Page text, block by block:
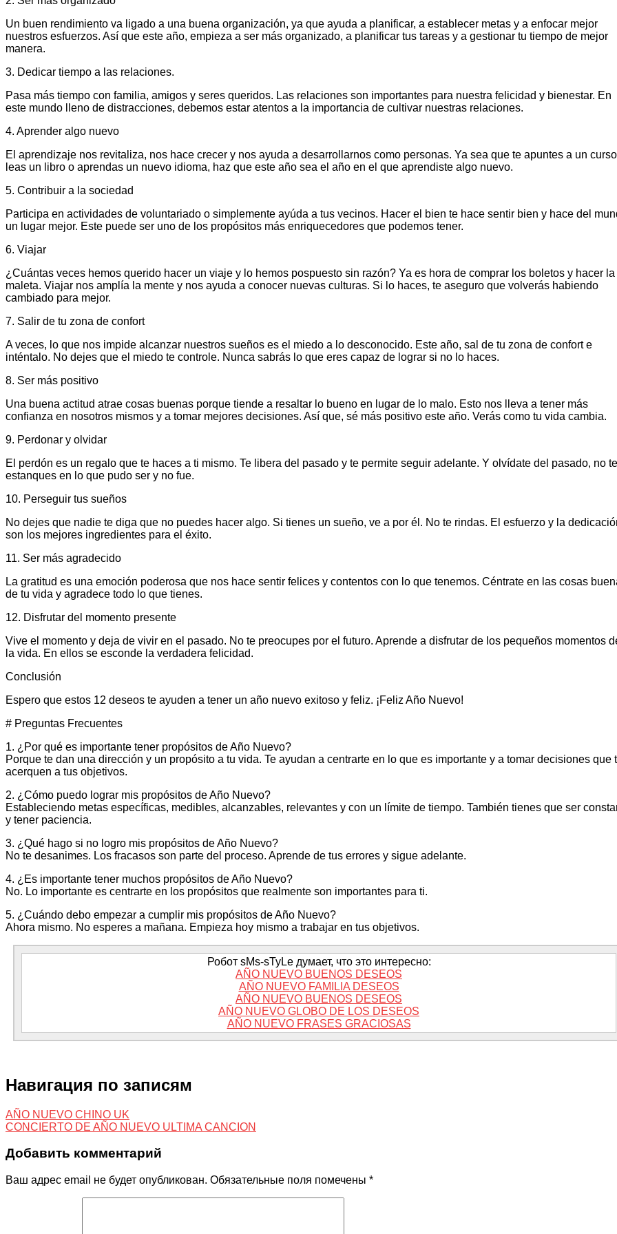
Un buen rendimiento va ligado a una buena organización, ya que ayuda a planificar, a establecer metas y a enfocar mejor
nuestros esfuerzos. Así que este año, empieza a ser más organizado, a planificar tus tareas y a gestionar tu tiempo de mejor
manera.
3. Dedicar tiempo a las relaciones.
Pasa más tiempo con familia, amigos y seres queridos. Las relaciones son importantes para nuestra felicidad y bienestar. En
este mundo lleno de distracciones, debemos estar atentos a la importancia de cultivar nuestras relaciones.
4. Aprender algo nuevo
El aprendizaje nos revitaliza, nos hace crecer y nos ayuda a desarrollarnos como personas. Ya sea que te apuntes a un
leas un libro o aprendas un nuevo idioma, haz que este año sea el año en el que aprendiste algo nuevo.
5. Contribuir a la sociedad
Participa en actividades de voluntariado o simplemente ayúda a tus vecinos. Hacer el bien te hace sentir bien y hace del
un lugar mejor. Este puede ser uno de los propósitos más enriquecedores que podemos tener.
6. Viajar
¿Cuántas veces hemos querido hacer un viaje y lo hemos pospuesto sin razón? Ya es hora de comprar los boletos y hacer la
maleta. Viajar nos amplía la mente y nos ayuda a conocer nuevas culturas. Si lo haces, te aseguro que volverás habiendo
cambiado para mejor.
7. Salir de tu zona de confort
A veces, lo que nos impide alcanzar nuestros sueños es el miedo a lo desconocido. Este año, sal de tu zona de confort e
inténtalo. No dejes que el miedo te controle. Nunca sabrás lo que eres capaz de lograr si no lo haces.
8. Ser más positivo
Una buena actitud atrae cosas buenas porque tiende a resaltar lo bueno en lugar de lo malo. Esto nos lleva a tener más
confianza en nosotros mismos y a tomar mejores decisiones. Así que, sé más positivo este año. Verás como tu vida cambia.
9. Perdonar y olvidar
El perdón es un regalo que te haces a ti mismo. Te libera del pasado y te permite seguir adelante. Y olvídate del pasado, no te
estanques en lo que pudo ser y no fue.
10. Perseguir tus sueños
No dejes que nadie te diga que no puedes hacer algo. Si tienes un sueño, ve a por él. No te rindas. El esfuerzo y la
son los mejores ingredientes para el éxito.
11. Ser más agradecido
La gratitud es una emoción poderosa que nos hace sentir felices y contentos con lo que tenemos. Céntrate en las cosas
de tu vida y agradece todo lo que tienes.
12. Disfrutar del momento presente
Vive el momento y deja de vivir en el pasado. No te preocupes por el futuro. Aprende a disfrutar de los pequeños momentos
la vida. En ellos se esconde la verdadera felicidad.
Conclusión
Espero que estos 12 deseos te ayuden a tener un año nuevo exitoso y feliz. ¡Feliz Año Nuevo!
# Preguntas Frecuentes
1. ¿Por qué es importante tener propósitos de Año Nuevo?
Porque te dan una dirección y un propósito a tu vida. Te ayudan a centrarte en lo que es importante y a tomar decisiones que
acerquen a tus objetivos.
2. ¿Cómo puedo lograr mis propósitos de Año Nuevo?
Estableciendo metas específicas, medibles, alcanzables, relevantes y con un límite de tiempo. También tienes que ser
y tener paciencia.
3. ¿Qué hago si no logro mis propósitos de Año Nuevo?
No te desanimes. Los fracasos son parte del proceso. Aprende de tus errores y sigue adelante.
4. ¿Es importante tener muchos propósitos de Año Nuevo?
No. Lo importante es centrarte en los propósitos que realmente son importantes para ti.
5. ¿Cuándo debo empezar a cumplir mis propósitos de Año Nuevo?
Ahora mismo. No esperes a mañana. Empieza hoy mismo a trabajar en tus objetivos.
Робот sMs-sTyLe думает, что это интересно:
AÑO NUEVO BUENOS DESEOS
AÑO NUEVO FAMILIA DESEOS
AÑO NUEVO BUENOS DESEOS
AÑO NUEVO GLOBO DE LOS DESEOS
AÑO NUEVO FRASES GRACIOSAS
Навигация по записям
AÑO NUEVO CHINO UK
CONCIERTO DE AÑO NUEVO ULTIMA CANCION
Добавить комментарий
Ваш адрес email не будет опубликован. Обязательные поля помечены *